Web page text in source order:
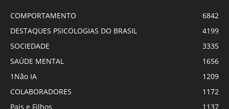
COMPORTAMENTO
6842
DESTAQUES PSICOLOGIAS DO BRASIL
4199
SOCIEDADE
3335
SAÚDE MENTAL
1656
1Não IA
1209
COLABORADORES
1172
Pais e Filhos
1137